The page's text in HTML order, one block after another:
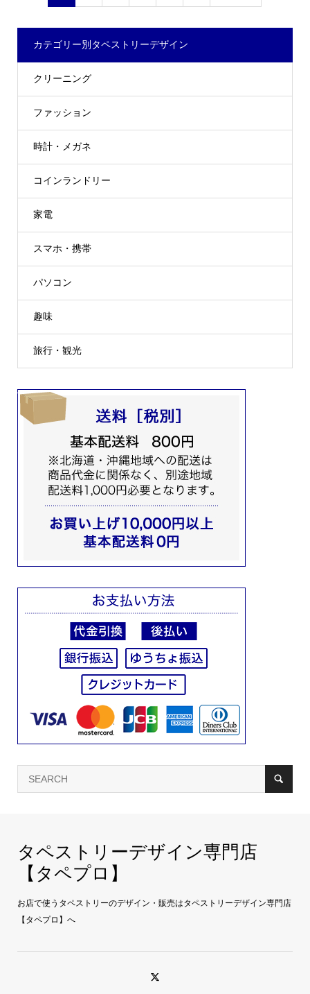
カテゴリー別タペストリーデザイン
クリーニング
ファッション
時計・メガネ
コインランドリー
家電
スマホ・携帯
パソコン
趣味
旅行・観光
タペストリーデザイン専門店
【タペプロ】
お店で使うタペストリーのデザイン・販売はタペストリーデザイン専門店
【タペプロ】へ